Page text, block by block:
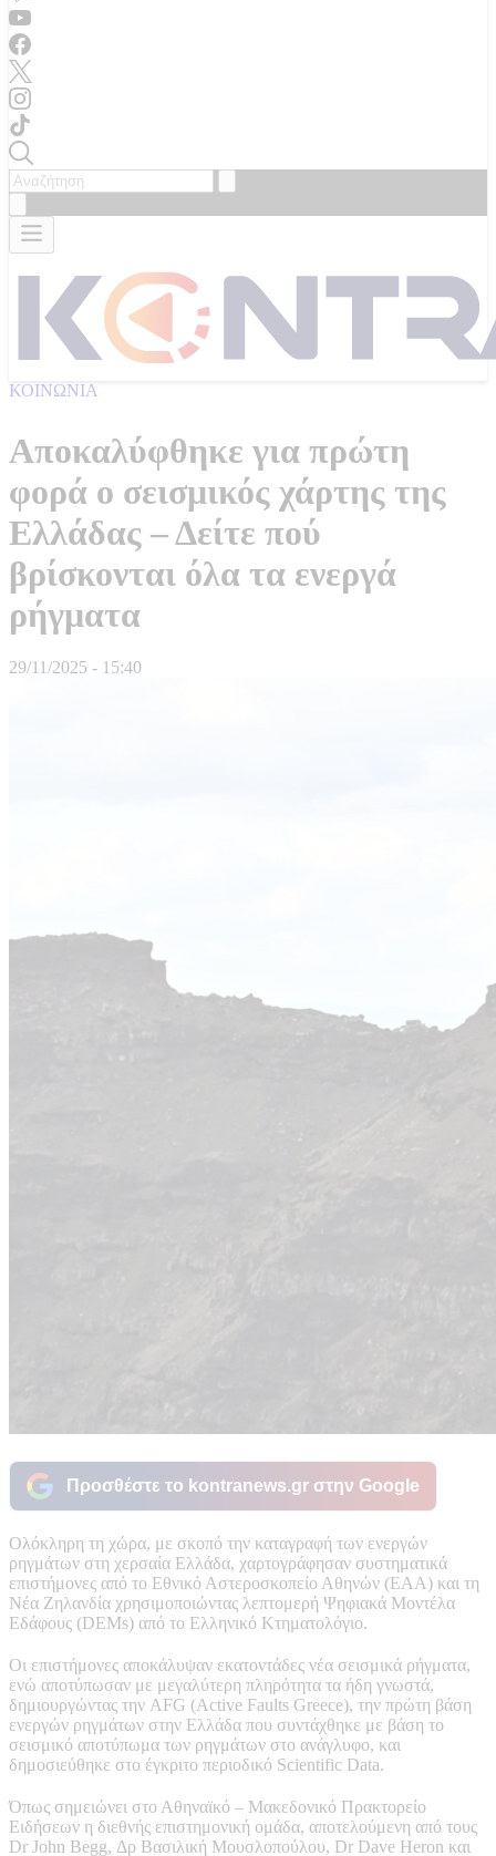
ΚΟΙΝΩΝΙΑ
Αποκαλύφθηκε για πρώτη
φορά ο σεισμικός χάρτης της
Ελλάδας – Δείτε πού
βρίσκονται όλα τα ενεργά
ρήγματα
29/11/2025 - 15:40
Προσθέστε το kontranews.gr στην Google
Ολόκληρη τη χώρα, με σκοπό την καταγραφή των ενεργών
ρηγμάτων στη χερσαία Ελλάδα, χαρτογράφησαν συστηματικά
επιστήμονες από το Εθνικό Αστεροσκοπείο Αθηνών (ΕΑΑ) και τη
Νέα Ζηλανδία χρησιμοποιώντας λεπτομερή Ψηφιακά Μοντέλα
Εδάφους (DEMs) από το Ελληνικό Κτηματολόγιο.
Οι επιστήμονες αποκάλυψαν εκατοντάδες νέα σεισμικά ρήγματα,
ενώ αποτύπωσαν με μεγαλύτερη πληρότητα τα ήδη γνωστά,
δημιουργώντας την AFG (Active Faults Greece), την πρώτη βάση
ενεργών ρηγμάτων στην Ελλάδα που συντάχθηκε με βάση το
σεισμικό αποτύπωμα των ρηγμάτων στο ανάγλυφο, και
δημοσιεύθηκε στο έγκριτο περιοδικό Scientific Data.
Όπως σημειώνει στο Αθηναϊκό – Μακεδονικό Πρακτορείο
Ειδήσεων η διεθνής επιστημονική ομάδα, αποτελούμενη από τους
Dr John Begg, Δρ Βασιλική Μουσλοπούλου, Dr Dave Heron και